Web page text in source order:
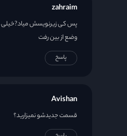
zahraim
پس کی زیرنویسش میاد?خیلی
وضع از بین رفت
پاسخ
Avishan
قسمت جدیدشو نمیزارید؟